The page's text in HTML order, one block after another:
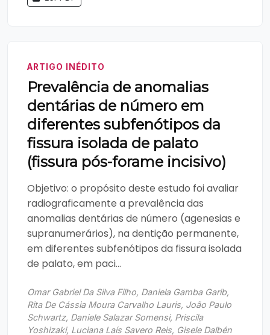
ARTIGO INÉDITO
Prevalência de anomalias
dentárias de número em
diferentes subfenótipos da
fissura isolada de palato
(fissura pós-forame incisivo)
Objetivo: o propósito deste estudo foi avaliar
radiograficamente a prevalência das
anomalias dentárias de número (agenesias e
supranumerários), na dentição permanente,
em diferentes subfenótipos da fissura isolada
de palato, em paci...
Omar Gabriel Da Silva Filho, Daniela Gamba Garib,
Rita De Cássia Moura Carvalho Lauris, João Paulo
Schwartz, Daniele Salazar Somensi, Priscila
Yoshizaki, Luciana Laís Savero Reis, Gisele Dalbén